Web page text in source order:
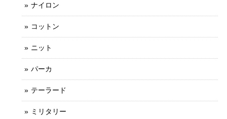
ナイロン
コットン
ニット
パーカ
テーラード
ミリタリー